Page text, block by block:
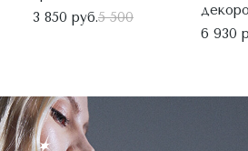
3 850 руб.5 500
6 930